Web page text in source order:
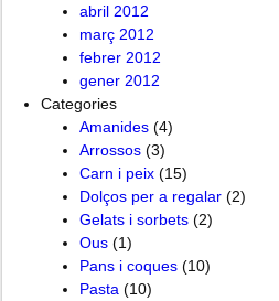
abril 2012
març 2012
febrer 2012
gener 2012
Categories
Amanides (4)
Arrossos (3)
Carn i peix (15)
Dolços per a regalar (2)
Gelats i sorbets (2)
Ous (1)
Pans i coques (10)
Pasta (10)